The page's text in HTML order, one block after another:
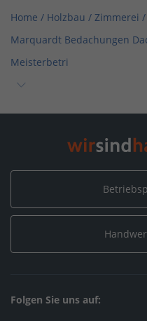
Home / Holzbau / Zimmerei /
Marquardt Bedachungen
Meisterbetri
Home / Dachdecker /
Marquardt Bedachungen
Metallverarbeitung
Marquardt Bedachungen
Meisterbetri
Folgen Sie uns auf: